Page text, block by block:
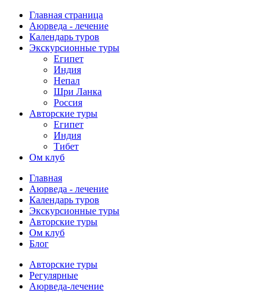
Главная страница
Аюрведа - лечение
Календарь туров
Экскурсионные туры
Египет
Индия
Непал
Шри Ланка
Россия
Авторские туры
Египет
Индия
Тибет
Ом клуб
Главная
Аюрведа - лечение
Календарь туров
Экскурсионные туры
Авторские туры
Ом клуб
Блог
Авторские туры
Регулярные
Аюрведа-лечение